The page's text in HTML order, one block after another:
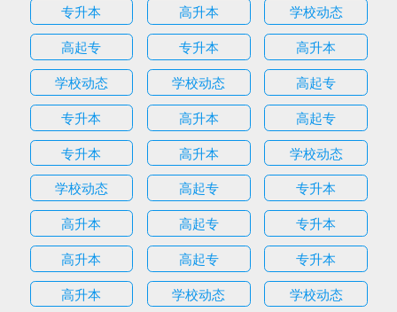
专升本
高升本
学校动态
高起专
专升本
高升本
学校动态
学校动态
高起专
专升本
高升本
高起专
专升本
高升本
学校动态
学校动态
高起专
专升本
高升本
高起专
专升本
高升本
高起专
专升本
高升本
学校动态 学校动态